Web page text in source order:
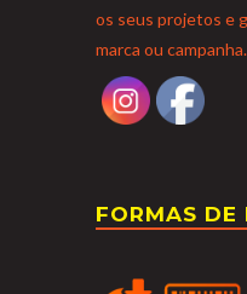
os seus projetos e
marca ou campanha.
FORMAS DE